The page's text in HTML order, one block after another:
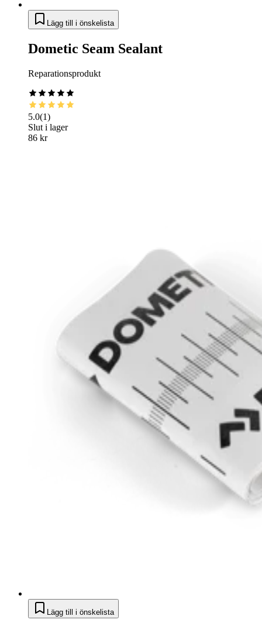
Lägg till i önskelista
Dometic Seam Sealant
Reparationsprodukt
5.0(1)
Slut i lager
86 kr
Lägg till i önskelista